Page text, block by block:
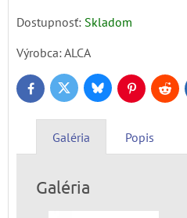
Dostupnosť: Skladom
Výrobca:ALCA
FacebookTwitter BlueskyPinterestReddit
Galéria Popis
Galéria